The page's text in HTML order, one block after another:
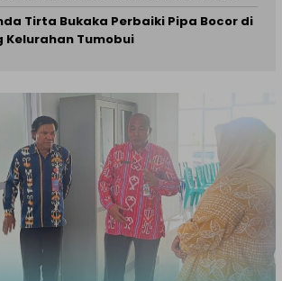
Tirta Bukaka Perbaiki Pipa Bocor di
Tumobui